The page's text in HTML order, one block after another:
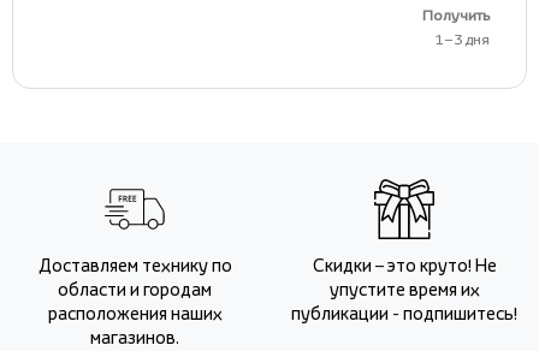
Получить
1 – 3 дня
Доставляем технику по
области и городам
расположения наших
магазинов.
Скидки – это круто! Не
упустите время их
публикации - подпишитесь!